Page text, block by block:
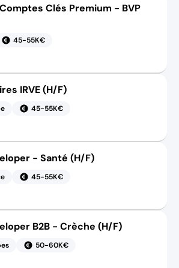
Clés Premium - BVP
45-55K€
IRVE (H/F)
45-55K€
- Santé (H/F)
45-55K€
B2B - Crèche (H/F)
50-60K€